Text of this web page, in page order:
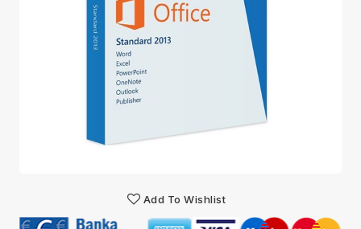
Add To Wishlist